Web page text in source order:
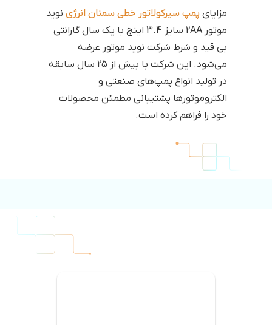
مزایای پمپ سیرکولاتور خطی سمنان انرژی نوید
موتور 2AA سایز 3.4 اینچ با یک سال گارانتی
بی قید و شرط شرکت نوید موتور عرضه
می‌شود. این شرکت با بیش از 25 سال سابقه
در تولید انواع پمپ‌های صنعتی و
الکتروموتورها پشتیبانی مطمئن محصولات
خود را فراهم کرده است.